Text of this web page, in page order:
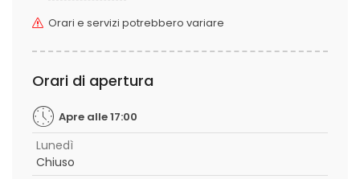
Orari e servizi potrebbero variare
Orari di apertura
Apre alle 17:00
Lunedì
Chiuso